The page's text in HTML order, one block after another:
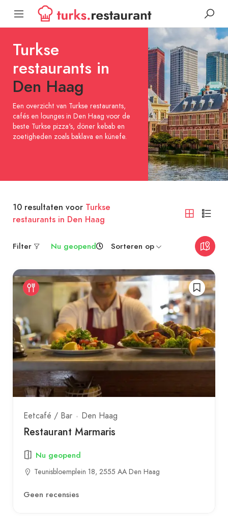
Turkse
restaurants in
Den Haag
Een overzicht van Turkse restaurants,
cafés en lounges in Den Haag voor de
beste Turkse pizza's, döner kebab en
zoetigheden zoals baklava en künefe.
10 resultaten voor Turkse
restaurants in Den Haag
Filter Nu geopend Sorteren op
Eetcafé / Bar Den Haag
Restaurant Marmaris
Nu geopend
Teunisbloemplein 18, 2555 AA Den Haag
Geen recensies